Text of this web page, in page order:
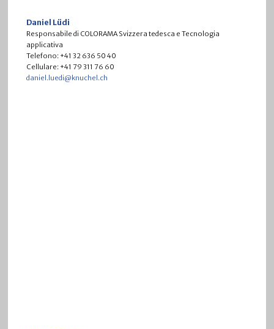
Daniel Lüdi
Responsabile di COLORAMA Svizzera tedesca e Tecnologia
applicativa
Telefono: +41 32 636 50 40
Cellulare: +41 79 311 76 60
daniel.luedi@knuchel.ch